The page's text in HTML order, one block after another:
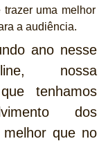
trazer uma melhor
a audiência.
ano nesse
nossa
tenhamos
dos
que no